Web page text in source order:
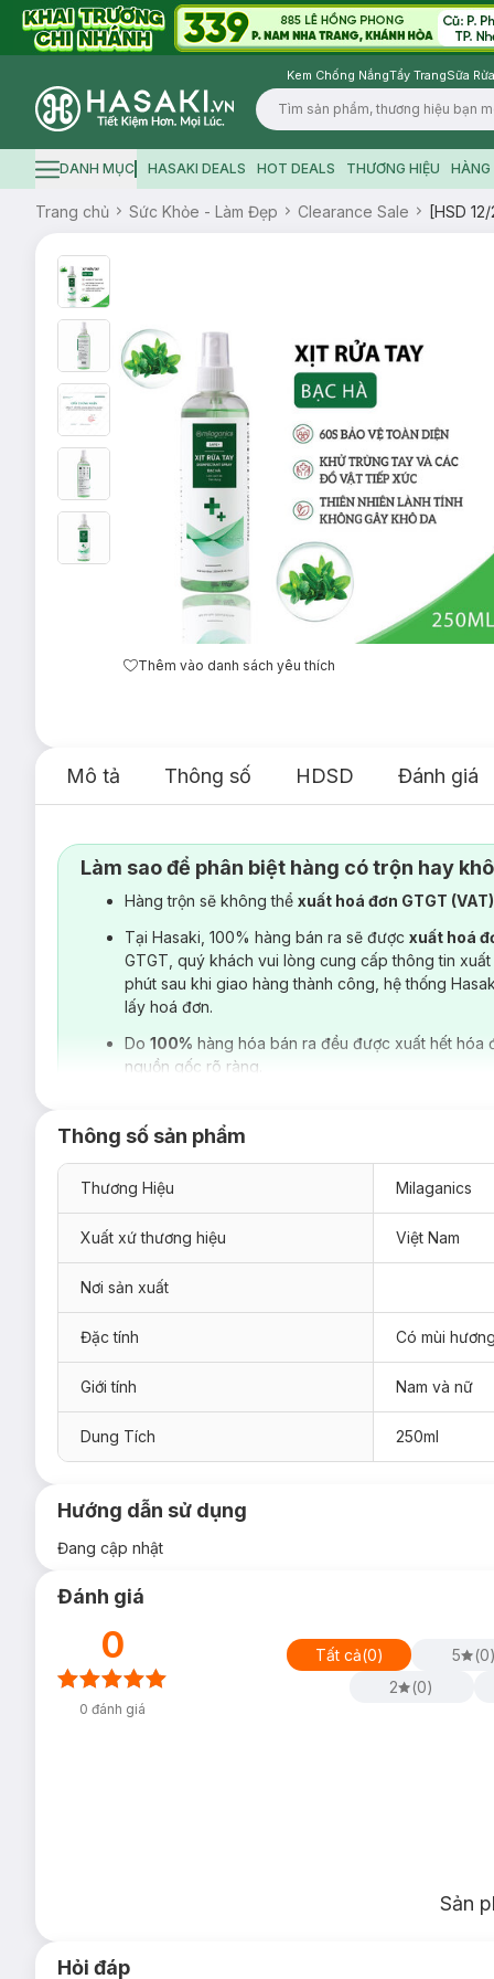
Kem Chống NắngTẩy TrangSữa
Logo
Hamburger icon
DANH MỤC HASAKI DEALS HOT DEALS THƯƠNG HIỆU HÀNG
Trang chủ Sức Khỏe - Làm Đẹp Clearance Sale [HSD
Thêm vào danh sách yêu thích
Mô tả Thông số HDSD Đánh giá
Làm sao để phân biệt hàng có trộn hay
Hàng trộn sẽ không thể xuất hoá đơn GTGT
Tại Hasaki, 100% hàng bán ra sẽ được xuất hoá
GTGT, quý khách vui lòng cung cấp thông tin
phút sau khi giao hàng thành công, hệ thống
lấy hoá đơn.
Do 100% hàng hóa bán ra đều được xuất hết hóa
nguồn gốc rõ ràng.
Thông số sản phẩm
Thương Hiệu Milaganics
Xuất xứ thương hiệu Việt Nam
Nơi sản xuất
Đặc tính Có mùi
Giới tính Nam và nữ
Dung Tích 250ml
Hướng dẫn sử dụng
Đang cập nhật
Đánh giá
0
0 đánh giá
Tất cả(0) 5 (0
2
(0)
Sản
Hỏi đáp